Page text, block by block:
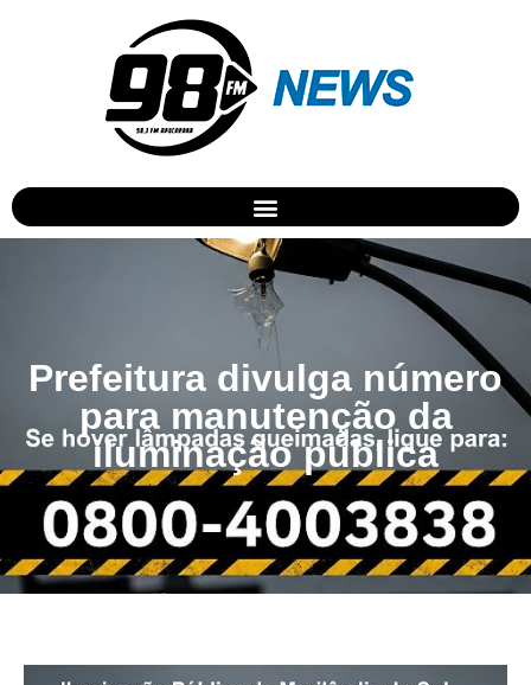
Prefeitura divulga número
para manutenção da
iluminação pública